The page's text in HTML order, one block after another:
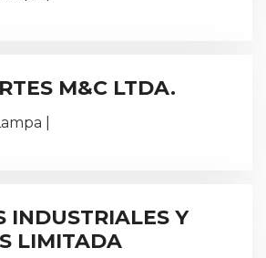
M&C LTDA.
|
INDUSTRIALES Y
LIMITADA